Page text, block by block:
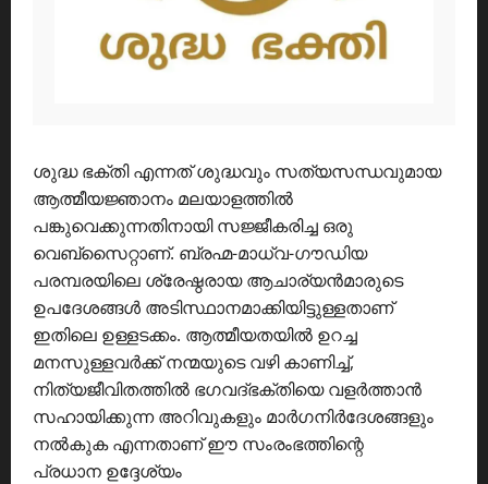
ശുദ്ധ ഭക്തി എന്നത് ശുദ്ധവും സത്യസന്ധവുമായ
ആത്മീയജ്ഞാനം മലയാളത്തിൽ
പങ്കുവെക്കുന്നതിനായി സജ്ജീകരിച്ച ഒരു
വെബ്സൈറ്റാണ്. ബ്രഹ്മ-മാധ്വ-ഗൗഡിയ
പരമ്പരയിലെ ശ്രേഷ്ഠരായ ആചാര്യൻമാരുടെ
ഉപദേശങ്ങൾ അടിസ്ഥാനമാക്കിയിട്ടുള്ളതാണ്
ഇതിലെ ഉള്ളടക്കം. ആത്മീയതയിൽ ഉറച്ച
മനസുള്ളവർക്ക് നന്മയുടെ വഴി കാണിച്ച്,
നിത്യജീവിതത്തിൽ ഭഗവദ്ഭക്തിയെ വളർത്താൻ
സഹായിക്കുന്ന അറിവുകളും മാർഗനിർദേശങ്ങളും
നൽകുക എന്നതാണ് ഈ സംരംഭത്തിന്റെ
പ്രധാന ഉദ്ദേശ്യം